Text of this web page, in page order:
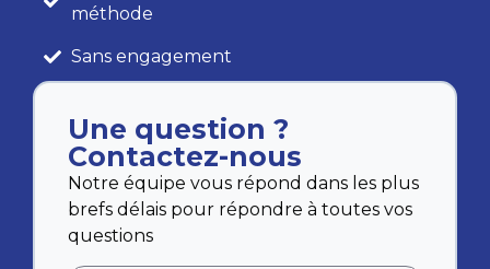
méthode
Sans engagement
Une question ?
Contactez-nous
Notre équipe vous répond dans les plus
brefs délais pour répondre à toutes vos
questions